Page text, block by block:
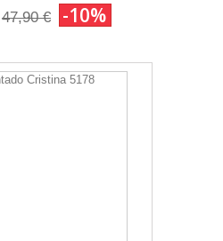
47,90 € -10%